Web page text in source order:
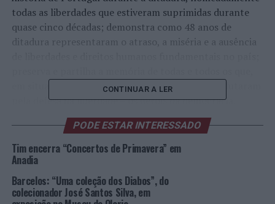
todas as liberdades que estiveram suprimidas durante
quase cinco décadas; demonstra como 48 anos de
ditadura representaram o atraso, a miséria e a ausência
em situações de clandestinidade e de repressão, lutaram
pela defesa da liberdade – os heróis da democracia.
Por outro lado, dá a conhecer a importância da
participação popular durante o processo revolucionário,
especialmente ao nível da consolidação das mudanças e
encontradas pelo caminho para, finalmente, serem
implementadas todas as conquistas sociais, políticas e
CONTINUAR A LER
PODE ESTAR INTERESSADO
Tim encerra “Concertos de Primavera” em
Anadia
Barcelos: “Uma coleção dos Diabos”, do
colecionador José Santos Silva, em